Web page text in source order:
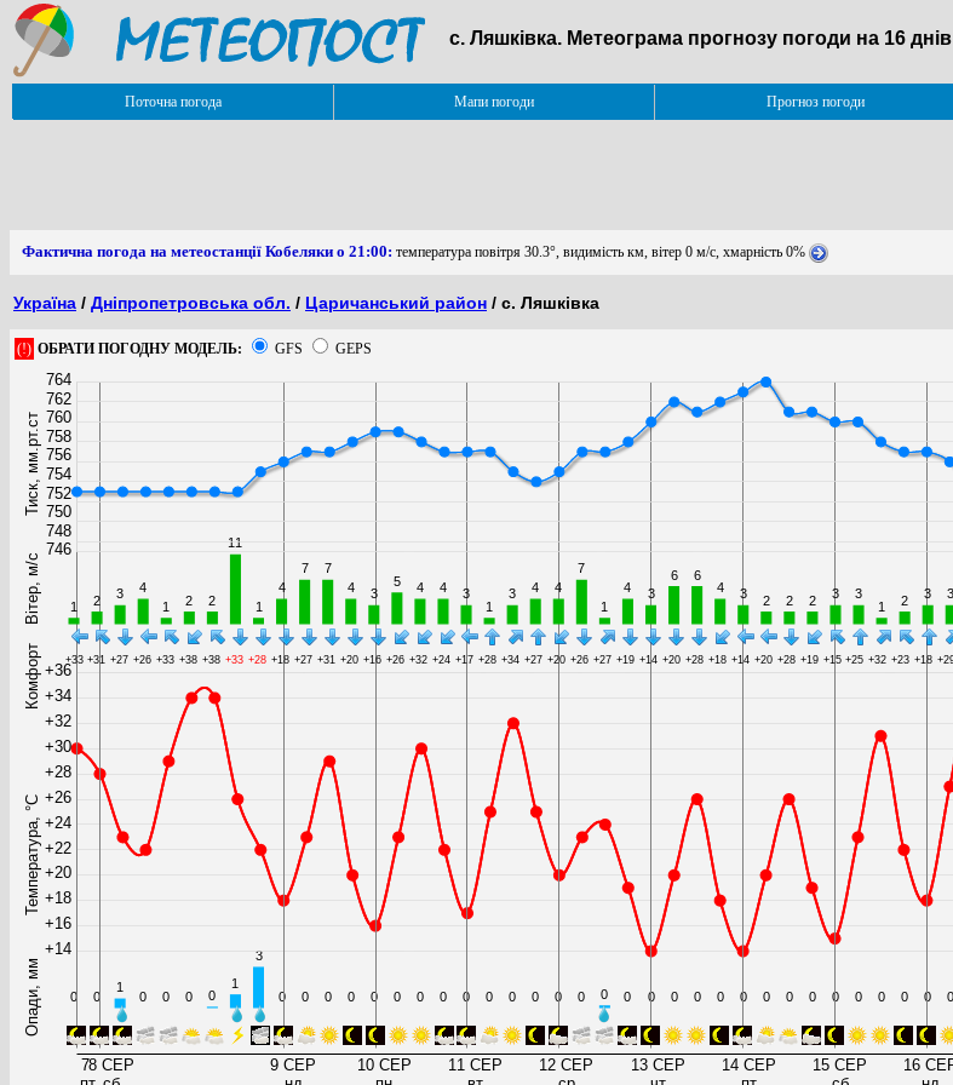
с. Ляшківка. Метеограма прогнозу погоди на 16 днів
Поточна погода Мапи погоди Прогноз погоди
Фактична погода на метеостанції Кобеляки о 21:00: температура повітря 30.3°, видимість км, вітер 0 м/с, хмарність 0%
Україна / Дніпропетровська обл. / Царичанський район / с. Ляшківка
(!) ОБРАТИ ПОГОДНУ МОДЕЛЬ: GFS GEPS